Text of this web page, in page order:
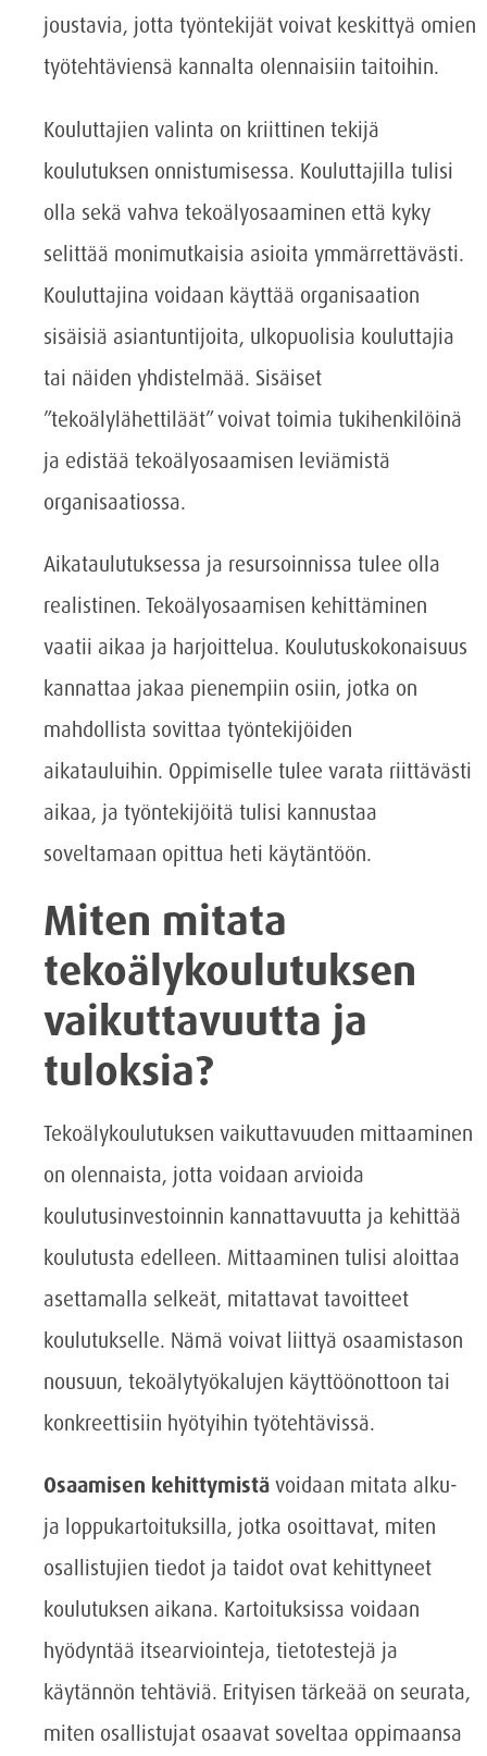
joustavia, jotta työntekijät voivat keskittyä omien
työtehtäviensä kannalta olennaisiin taitoihin.
Kouluttajien valinta on kriittinen tekijä
koulutuksen onnistumisessa. Kouluttajilla tulisi
olla sekä vahva tekoälyosaaminen että kyky
selittää monimutkaisia asioita ymmärrettävästi.
Kouluttajina voidaan käyttää organisaation
sisäisiä asiantuntijoita, ulkopuolisia kouluttajia
tai näiden yhdistelmää. Sisäiset
”tekoälylähettiläät” voivat toimia tukihenkilöinä
ja edistää tekoälyosaamisen leviämistä
organisaatiossa.
Aikataulutuksessa ja resursoinnissa tulee olla
realistinen. Tekoälyosaamisen kehittäminen
vaatii aikaa ja harjoittelua. Koulutuskokonaisuus
kannattaa jakaa pienempiin osiin, jotka on
mahdollista sovittaa työntekijöiden
aikatauluihin. Oppimiselle tulee varata riittävästi
aikaa, ja työntekijöitä tulisi kannustaa
soveltamaan opittua heti käytäntöön.
Miten mitata
tekoälykoulutuksen
vaikuttavuutta ja
tuloksia?
Tekoälykoulutuksen vaikuttavuuden mittaaminen
on olennaista, jotta voidaan arvioida
koulutusinvestoinnin kannattavuutta ja kehittää
koulutusta edelleen. Mittaaminen tulisi aloittaa
asettamalla selkeät, mitattavat tavoitteet
koulutukselle. Nämä voivat liittyä osaamistason
nousuun, tekoälytyökalujen käyttöönottoon tai
konkreettisiin hyötyihin työtehtävissä.
Osaamisen kehittymistä voidaan mitata alku-
ja loppukartoituksilla, jotka osoittavat, miten
osallistujien tiedot ja taidot ovat kehittyneet
koulutuksen aikana. Kartoituksissa voidaan
hyödyntää itsearviointeja, tietotestejä ja
käytännön tehtäviä. Erityisen tärkeää on seurata,
miten osallistujat osaavat soveltaa oppimaansa